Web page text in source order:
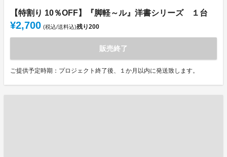
【特割り 10％OFF】『脚軽～ル』洋書シリーズ １台
¥2,700 (税込/送料込)残り200
販売終了
ご提供予定時期：プロジェクト終了後、１か月以内に発送致します。